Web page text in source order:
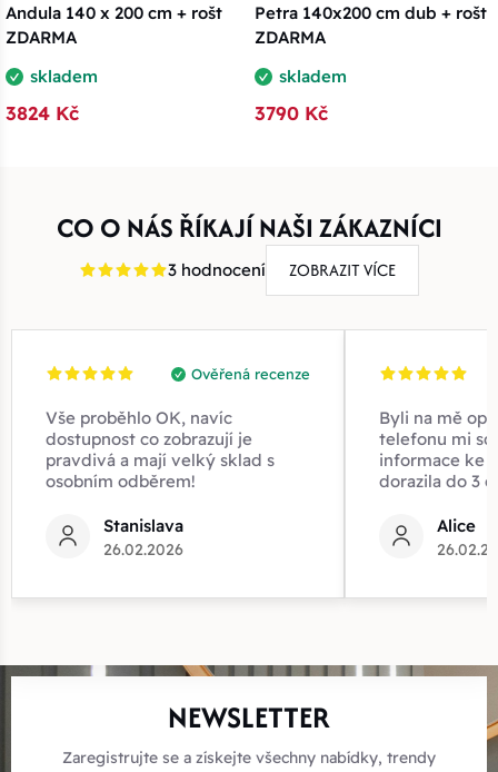
Andula 140 x 200 cm + rošt
ZDARMA
skladem
3824 Kč
Petra 140x200 cm dub + rošt
ZDARMA
skladem
3790 Kč
CO O NÁS ŘÍKAJÍ NAŠI ZÁKAZNÍCI
3 hodnocení ZOBRAZIT VÍCE
Ověřená recenze
Vše proběhlo OK, navíc
dostupnost co zobrazují je
pravdivá a mají velký sklad s
osobním odběrem!
Stanislava
26.02.2026
Byli na mě
telefonu mi
informace ke
dorazila do 3
Alice
NEWSLETTER
Zaregistrujte se a získejte všechny nabídky, trendy